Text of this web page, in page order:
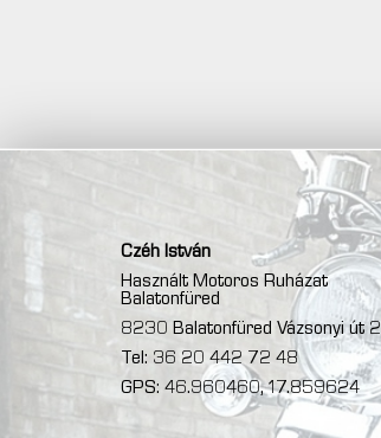
Czéh István
Használt Motoros Ruházat
Balatonfüred
8230 Balatonfüred Vázsonyi út
Tel: 36 20 442 72 48
GPS: 46.960460, 17.859624